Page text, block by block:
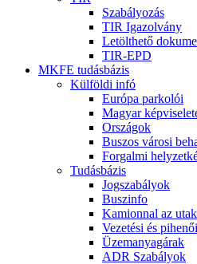
Szabályozás
TIR Igazolvány
Letölthető
TIR-EPD
MKFE tudásbázis
Külföldi infó
Európa parkolói
Magyar
Országok
Buszos városi
Forgalmi
Tudásbázis
Jogszabályok
Buszinfo
Kamionnal az
Vezetési és
Üzemanyagárak
ADR Szabályok